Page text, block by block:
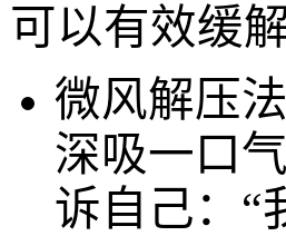
可以有效缓
微风解压
深吸一口
诉自己： “